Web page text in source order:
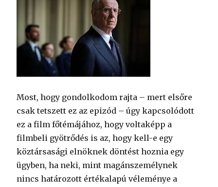
Most, hogy gondolkodom rajta – mert elsőre
csak tetszett ez az epizód – úgy kapcsolódott
ez a film főtémájához, hogy voltaképp a
filmbeli gyötrődés is az, hogy kell-e egy
köztársasági elnöknek döntést hoznia egy
ügyben, ha neki, mint magánszemélynek
nincs határozott értékalapú véleménye a